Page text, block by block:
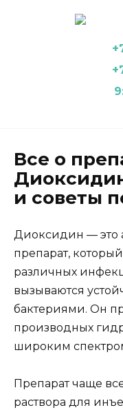
Все о
и советы
Диоксидин — это
препарат,
различных
вызываются
бактериями. Он
производных
широким
Препарат чаще
раствора для